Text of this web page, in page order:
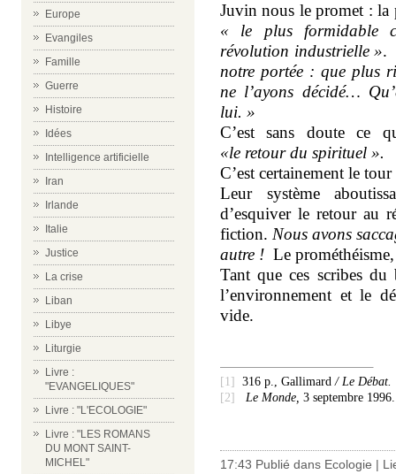
Europe
Evangiles
Famille
Guerre
Histoire
Idées
Intelligence artificielle
Iran
Irlande
Italie
Justice
La crise
Liban
Libye
Liturgie
Livre :
"EVANGELIQUES"
Livre : "L'ECOLOGIE"
Livre : "LES ROMANS
DU MONT SAINT-
MICHEL"
Juvin nous le promet : la
« le plus formidable
révolution industrielle ».
notre portée : que plus
ne l’ayons décidé…
lui. »
C’est sans doute ce
«le retour du spirituel ».
C’est certainement le
Leur système
d’esquiver le retour au
fiction. Nous avons
autre ! Le
Tant que ces scribes du
l’environnement et le
vide.
[1] 316 p., Gallimard/ Le Débat.
[2]
Le Monde, 3 septembre 1996.
17:43 Publié dans Ecologie |